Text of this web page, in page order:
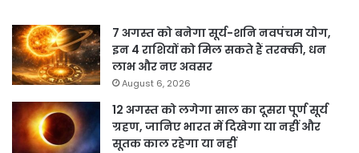
7 अगस्त को बनेगा सूर्य-शनि नवपंचम योग,
इन 4 राशियों को मिल सकते हैं तरक्की, धन
लाभ और नए अवसर
August 6, 2026
12 अगस्त को लगेगा साल का दूसरा पूर्ण सूर्य
ग्रहण, जानिए भारत में दिखेगा या नहीं और
सूतक काल रहेगा या नहीं